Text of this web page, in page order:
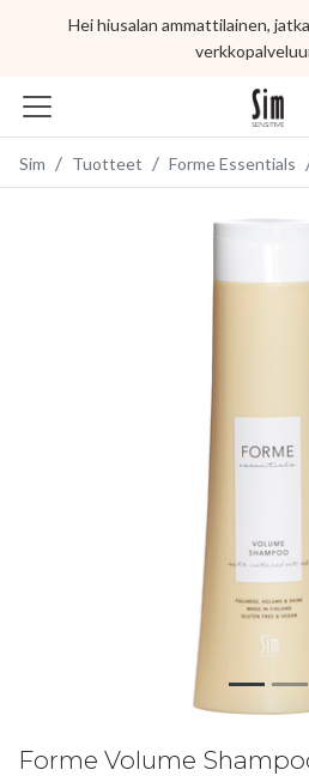
Hei hiusalan ammattilainen,
Sim Tuotteet Forme Essentials
Forme Volume